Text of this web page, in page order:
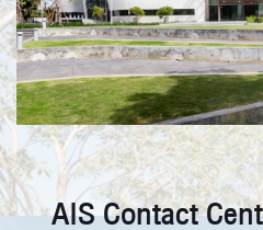
AIS Contact